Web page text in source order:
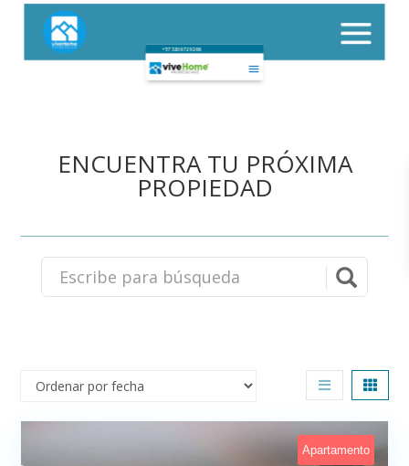
+57 320 672 92 66
ENCUENTRA TU PRÓXIMA
PROPIEDAD
Apartamento